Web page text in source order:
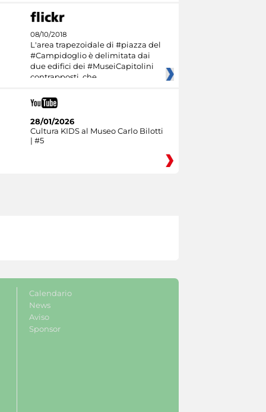
08/10/2018
L'area trapezoidale di #piazza del
#Campidoglio è delimitata dai
due edifici dei #MuseiCapitolini
contrapposti, che
28/01/2026
Cultura KIDS al Museo Carlo Bilotti
| #5
Calendario
News
Aviso
Sponsor